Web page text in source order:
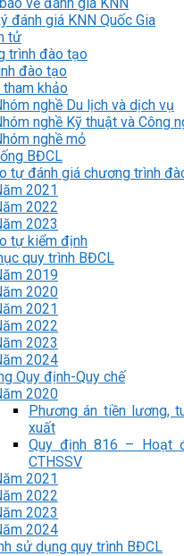
đánh giá KNN Quốc Gia
tử
trình đào tạo
đào tạo
tham khảo
nghề Du lịch và dịch vụ
nghề Kỹ thuật và Công
nghề mỏ
BĐCL
tự đánh giá chương trình
2021
2022
2023
tự kiểm định
quy trình BĐCL
2019
2020
2021
2022
2023
2024
Quy định-Quy chế
2020
Phương án tiền lương,
xuất
Quy định 816 – Hoạt
CTHSSV
2021
2022
2023
2024
sử dụng quy trình BĐCL